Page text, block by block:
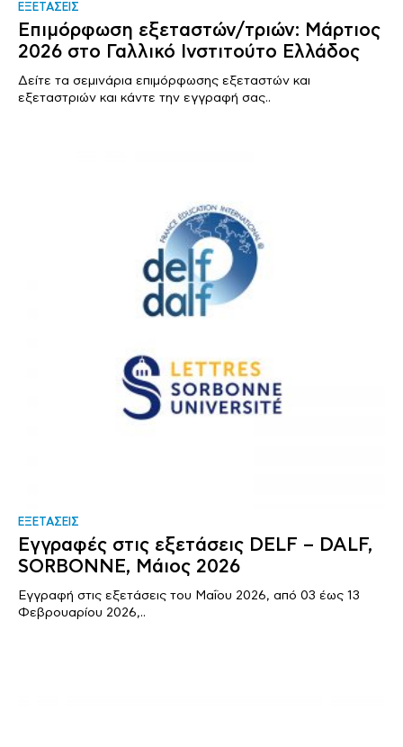
ΕΞΕΤΑΣΕΙΣ
Επιμόρφωση εξεταστών/τριών: Μάρτιος
2026 στο Γαλλικό Ινστιτούτο Ελλάδος
Δείτε τα σεμινάρια επιμόρφωσης εξεταστών και
εξεταστριών και κάντε την εγγραφή σας..
ΕΞΕΤΑΣΕΙΣ
Εγγραφές στις εξετάσεις DELF – DALF,
SORBONNE, Μάιος 2026
Εγγραφή στις εξετάσεις του Μαΐου 2026, από 03 έως 13
Φεβρουαρίου 2026,..